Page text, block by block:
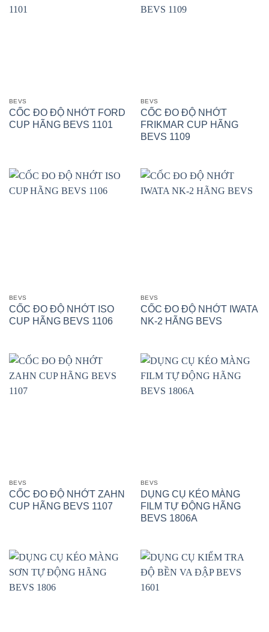
BEVS
CỐC ĐO ĐỘ NHỚT FORD
CUP HÃNG BEVS 1101
BEVS
CỐC ĐO ĐỘ NHỚT
FRIKMAR CUP HÃNG
BEVS 1109
BEVS
CỐC ĐO ĐỘ NHỚT ISO
CUP HÃNG BEVS 1106
BEVS
CỐC ĐO ĐỘ NHỚT IWATA
NK-2 HÃNG BEVS
BEVS
CỐC ĐO ĐỘ NHỚT ZAHN
CUP HÃNG BEVS 1107
BEVS
DỤNG CỤ KÉO MÀNG
FILM TỰ ĐỘNG HÃNG
BEVS 1806A